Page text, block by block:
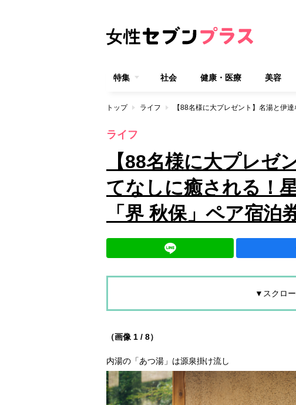
特集 社会 健康・医療 美容
トップ ライフ
ライフ
【88名様に大プレゼ
てなしに癒される！
「界 秋保」ペア宿泊
▼スクロ
（画像 1 / 8）
内湯の「あつ湯」は源泉掛け流し